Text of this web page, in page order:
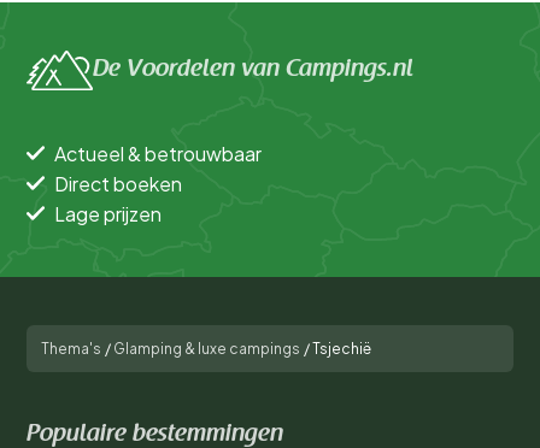
Sport en vrije tijd
De Voordelen van Campings.nl
Actueel & betrouwbaar
Direct boeken
Lage prijzen
Thema's / Glamping & luxe campings /Tsjechië
Populaire bestemmingen